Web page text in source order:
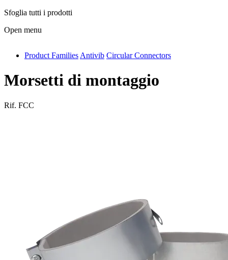
Sfoglia tutti i prodotti
Open menu
antivib
Product Families Antivib Circular Connectors
Morsetti di montaggio
Rif. FCC